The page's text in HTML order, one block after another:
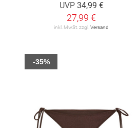
UVP 34,99 €
27,99 €
inkl. MwSt. zzgl.Versand
-35%